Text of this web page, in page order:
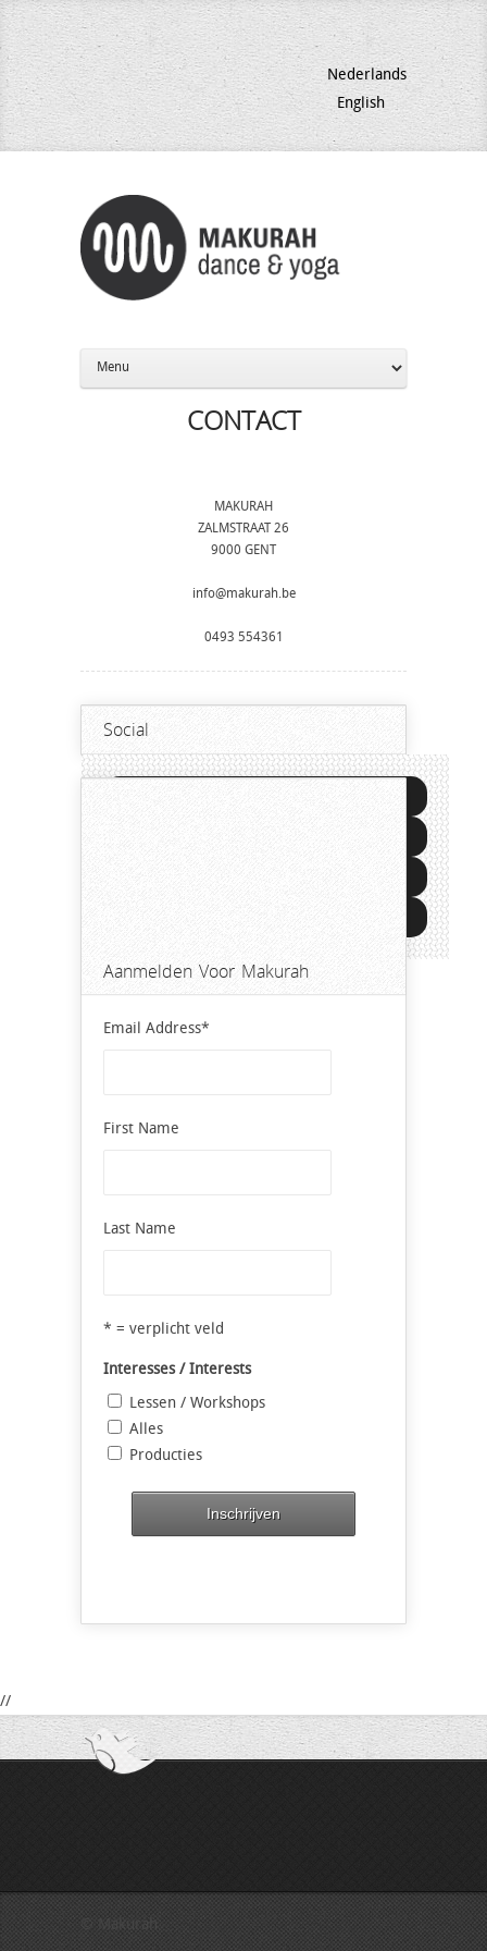
Nederlands
English
CONTACT
MAKURAH
ZALMSTRAAT 26
9000 GENT
info@makurah.be
0493 554361
Social
Aanmelden Voor Makurah
Email Address*
First Name
Last Name
* = verplicht veld
Interesses / Interests
Lessen / Workshops
Alles
Producties
//
© Makurah